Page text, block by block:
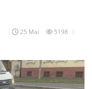
25 Mai
5198